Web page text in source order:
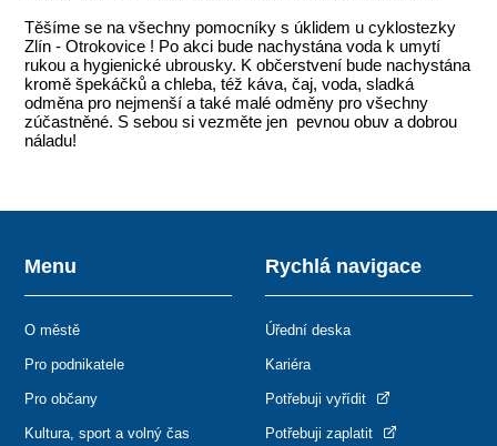
Těšíme se na všechny pomocníky s úklidem u cyklostezky
Zlín - Otrokovice ! Po akci bude nachystána voda k umytí
rukou a hygienické ubrousky. K občerstvení bude nachystána
kromě špekáčků a chleba, též káva, čaj, voda, sladká
odměna pro nejmenší a také malé odměny pro všechny
zúčastněné. S sebou si vezměte jen pevnou obuv a dobrou
náladu!
Menu
O městě
Pro podnikatele
Pro občany
Kultura, sport a volný čas
Rychlá navigace
Úřední deska
Kariéra
Potřebuji vyřídit
Potřebuji zaplatit